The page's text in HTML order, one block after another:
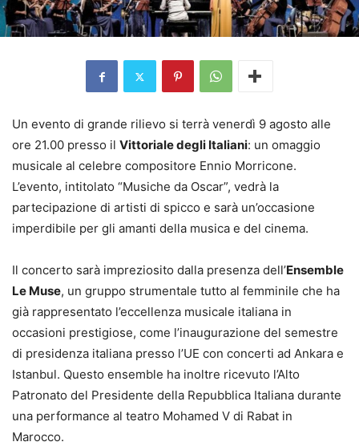
Un evento di grande rilievo si terrà venerdì 9 agosto alle
ore 21.00 presso il Vittoriale degli Italiani: un omaggio
musicale al celebre compositore Ennio Morricone.
L’evento, intitolato “Musiche da Oscar”, vedrà la
partecipazione di artisti di spicco e sarà un’occasione
imperdibile per gli amanti della musica e del cinema.
Il concerto sarà impreziosito dalla presenza dell’Ensemble
Le Muse, un gruppo strumentale tutto al femminile che ha
già rappresentato l’eccellenza musicale italiana in
occasioni prestigiose, come l’inaugurazione del semestre
di presidenza italiana presso l’UE con concerti ad Ankara e
Istanbul. Questo ensemble ha inoltre ricevuto l’Alto
Patronato del Presidente della Repubblica Italiana durante
una performance al teatro Mohamed V di Rabat in
Marocco.